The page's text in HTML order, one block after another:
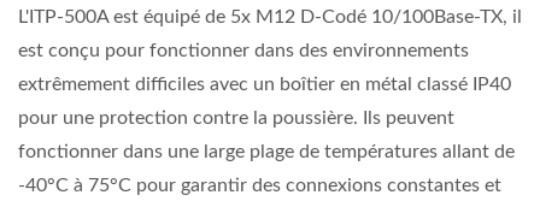
L'ITP-500A est équipé de 5x M12 D-Codé 10/100Base-TX, il
est conçu pour fonctionner dans des environnements
extrêmement difficiles avec un boîtier en métal classé IP40
pour une protection contre la poussière. Ils peuvent
fonctionner dans une large plage de températures allant de
-40°C à 75°C pour garantir des connexions constantes et